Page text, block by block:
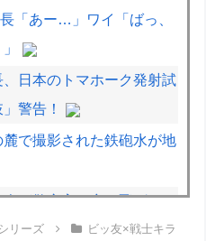
「あー…」ワイ「ばっ、
日本のトマホーク発射試
警告！
麓で撮影された鉄砲水が地
が警察官を突き飛ばす。
リーズ
ビッ友×戦士キラ